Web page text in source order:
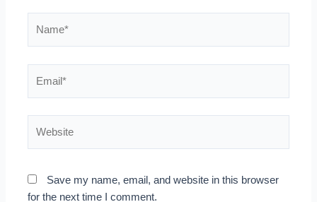
Save my name, email, and website in this browser
for the next time I comment.